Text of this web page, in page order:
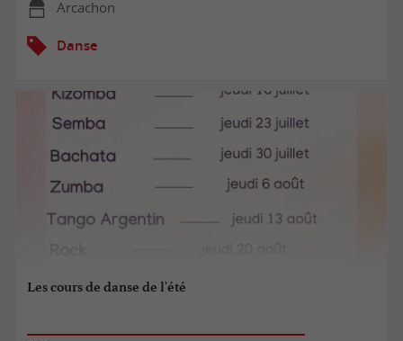
Arcachon
Danse
Les cours de danse de l'été